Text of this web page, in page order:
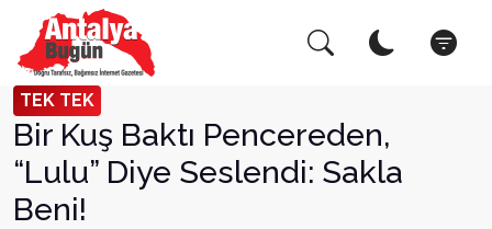
TEK TEK
Bir Kuş Baktı Pencereden,
“Lulu” Diye Seslendi: Sakla
Beni!
Arama Yap! Kapat